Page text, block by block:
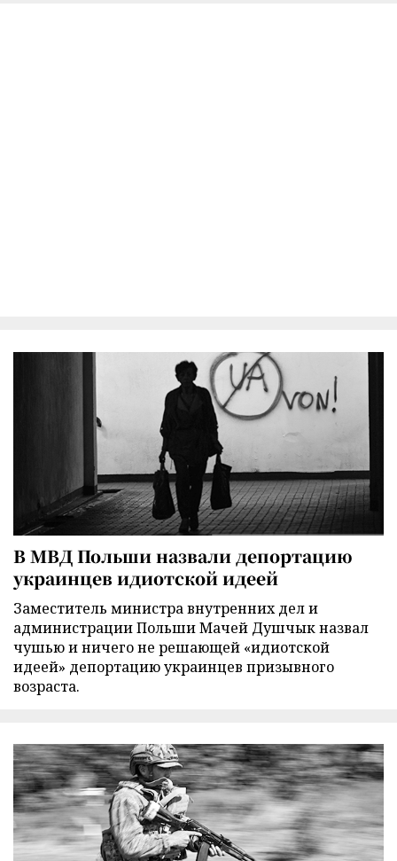
В МВД Польши назвали депортацию
украинцев идиотской идеей
Заместитель министра внутренних дел и
администрации Польши Мачей Душчык назвал
чушью и ничего не решающей «идиотской
идеей» депортацию украинцев призывного
возраста.